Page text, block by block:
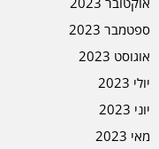
ספטמבר 2023
אוגוסט 2023
יולי 2023
יוני 2023
מאי 2023